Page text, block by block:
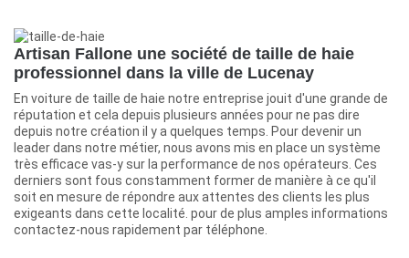
Artisan Fallone une société de taille de haie
professionnel dans la ville de Lucenay
En voiture de taille de haie notre entreprise jouit d'une grande de
réputation et cela depuis plusieurs années pour ne pas dire
depuis notre création il y a quelques temps. Pour devenir un
leader dans notre métier, nous avons mis en place un système
très efficace vas-y sur la performance de nos opérateurs. Ces
derniers sont fous constamment former de manière à ce qu'il
soit en mesure de répondre aux attentes des clients les plus
exigeants dans cette localité. pour de plus amples informations
contactez-nous rapidement par téléphone.